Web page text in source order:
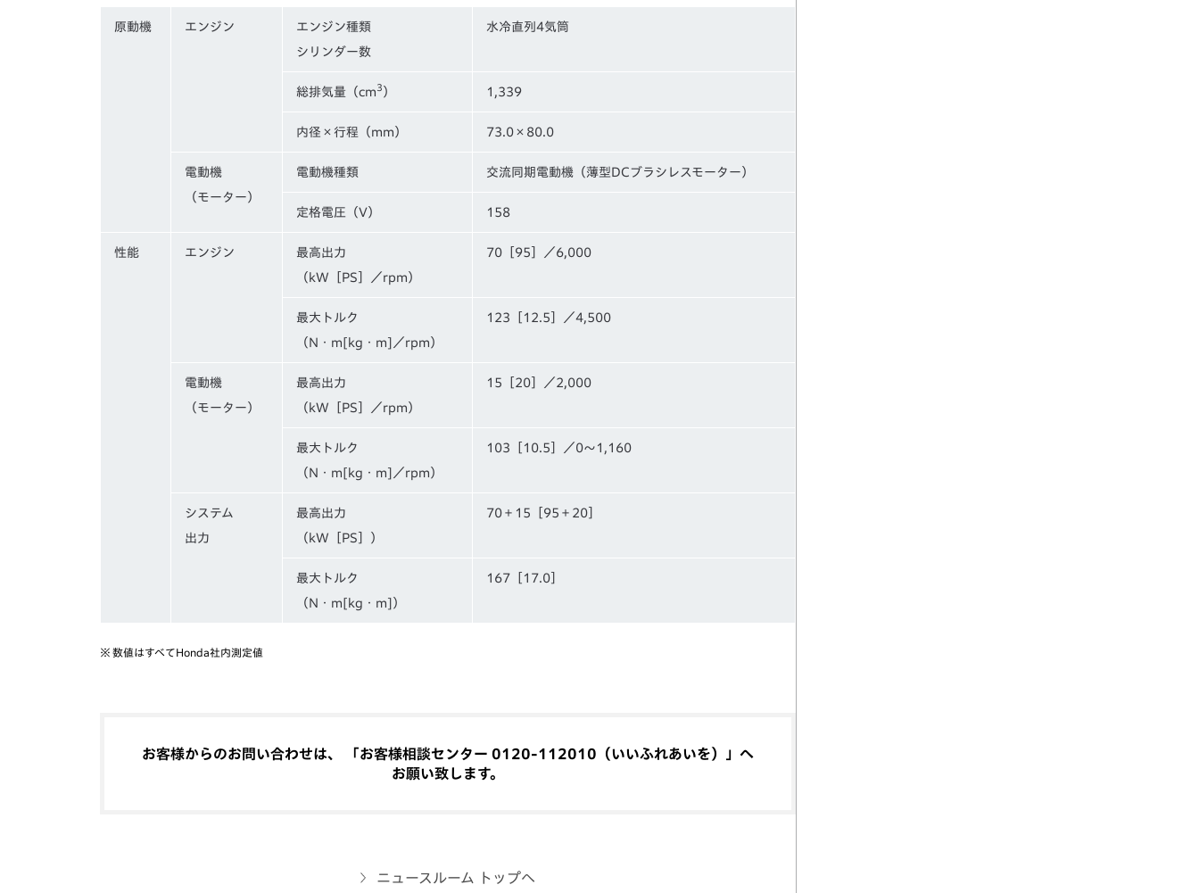
原動機 エンジン
エンジン種類
シリンダー数
水冷直列4気筒
総排気量（cm 3 ） 1,339
内径×行程（mm） 73.0×80.0
電動機
（モーター）
電動機種類 交流同期電動機（薄型DCブラシレスモーター）
定格電圧（V） 158
性能 エンジン
最高出力
（kW［PS］／rpm）
70［95］／6,000
最大トルク
（N・m[kg・m]／rpm）
123［12.5］／4,500
電動機
（モーター）
最高出力
（kW［PS］／rpm）
15［20］／2,000
最大トルク
（N・m[kg・m]／rpm）
103［10.5］／0～1,160
システム
出力
最高出力
（kW［PS］）
70＋15［95＋20］
最大トルク
（N・m[kg・m]）
167［17.0］
※ 数値はすべてHonda社内測定値
お客様からのお問い合わせは、 「お客様相談センター 0120-112010（いいふれあいを）」へ
お願い致します。
ニュースルーム トップへ